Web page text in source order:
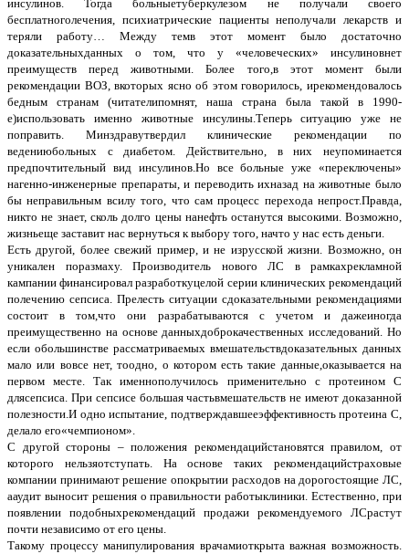
инсулинов. Тогда больныетуберкулезом не получали своего
бесплатноголечения, психиатрические пациенты неполучали лекарств и
теряли работу… Между темв этот момент было достаточно
доказательныхданных о том, что у «человеческих» инсулиновнет
преимуществ перед животными. Более того,в этот момент были
рекомендации ВОЗ, вкоторых ясно об этом говорилось, ирекомендовалось
бедным странам (читателипомнят, наша страна была такой в 1990-
е)использовать именно животные инсулины.Теперь ситуацию уже не
поправить. Минздравутвердил клинические рекомендации по
ведениюбольных с диабетом. Действительно, в них неупоминается
предпочтительный вид инсулинов.Но все больные уже «переключены»
нагенно-инженерные препараты, и переводить ихназад на животные было
бы неправильным всилу того, что сам процесс перехода непрост.Правда,
никто не знает, сколь долго цены нанефть останутся высокими. Возможно,
жизньеще заставит нас вернуться к выбору того, начто у нас есть деньги.
Есть другой, более свежий пример, и не изрусской жизни. Возможно, он
уникален поразмаху. Производитель нового ЛС в рамкахрекламной
кампании финансировал разработкуцелой серии клинических рекомендаций
полечению сепсиса. Прелесть ситуации сдоказательными рекомендациями
состоит в том,что они разрабатываются с учетом и дажеиногда
преимущественно на основе данныхдоброкачественных исследований. Но
если обольшинстве рассматриваемых вмешательствдоказательных данных
мало или вовсе нет, тоодно, о котором есть такие данные,оказывается на
первом месте. Так именнополучилось применительно с протеином С
длясепсиса. При сепсисе большая частьвмешательств не имеют доказанной
полезности.И одно испытание, подтверждавшееэффективность протеина С,
делало его«чемпионом».
С другой стороны – положения рекомендацийстановятся правилом, от
которого нельзяотступать. На основе таких рекомендацийстраховые
компании принимают решение опокрытии расходов на дорогостоящие ЛС,
ааудит выносит решения о правильности работыклиники. Естественно, при
появлении подобныхрекомендаций продажи рекомендуемого ЛСрастут
почти независимо от его цены.
Такому процессу манипулирования врачамиоткрыта важная возможность.